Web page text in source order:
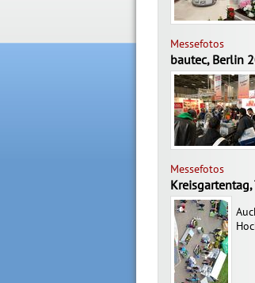
Messefotos
bautec, Berlin
Messefotos